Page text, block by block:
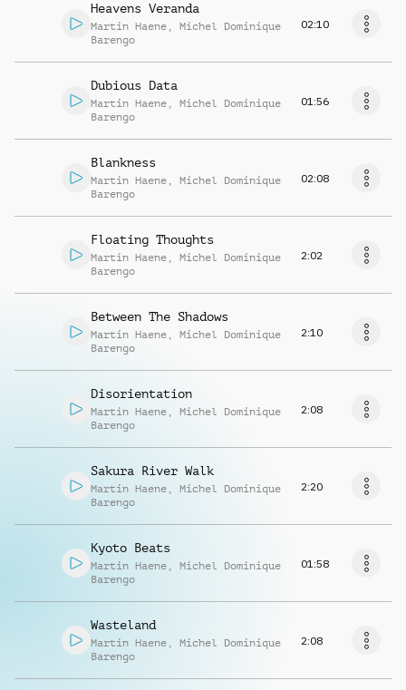
Heavens Veranda
Martin Haene , Michel Dominique
Barengo
02:10
Dubious Data
Martin Haene , Michel Dominique
Barengo
01:56
Blankness
Martin Haene , Michel Dominique
Barengo
02:08
Floating Thoughts
Martin Haene , Michel Dominique
Barengo
2:02
Between The Shadows
Martin Haene , Michel Dominique
Barengo
2:10
Disorientation
Martin Haene , Michel Dominique
Barengo
2:08
Sakura River Walk
Martin Haene , Michel Dominique
Barengo
2:20
Kyoto Beats
Martin Haene , Michel Dominique
Barengo
01:58
Wasteland
Martin Haene , Michel Dominique
Barengo
2:08